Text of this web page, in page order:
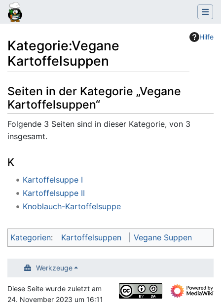
Hilfe
Kategorie:Vegane
Kartoffelsuppen
Wechseln zu: Navigation
Seiten in der Kategorie „Vegane
Kartoffelsuppen“
Folgende 3 Seiten sind in dieser Kategorie, von 3
insgesamt.
K
Kartoffelsuppe I
Kartoffelsuppe II
Knoblauch-Kartoffelsuppe
Kategorien: Kartoffelsuppen Vegane Suppen
Werkzeuge
Diese Seite wurde zuletzt am
24. November 2023 um 16:11